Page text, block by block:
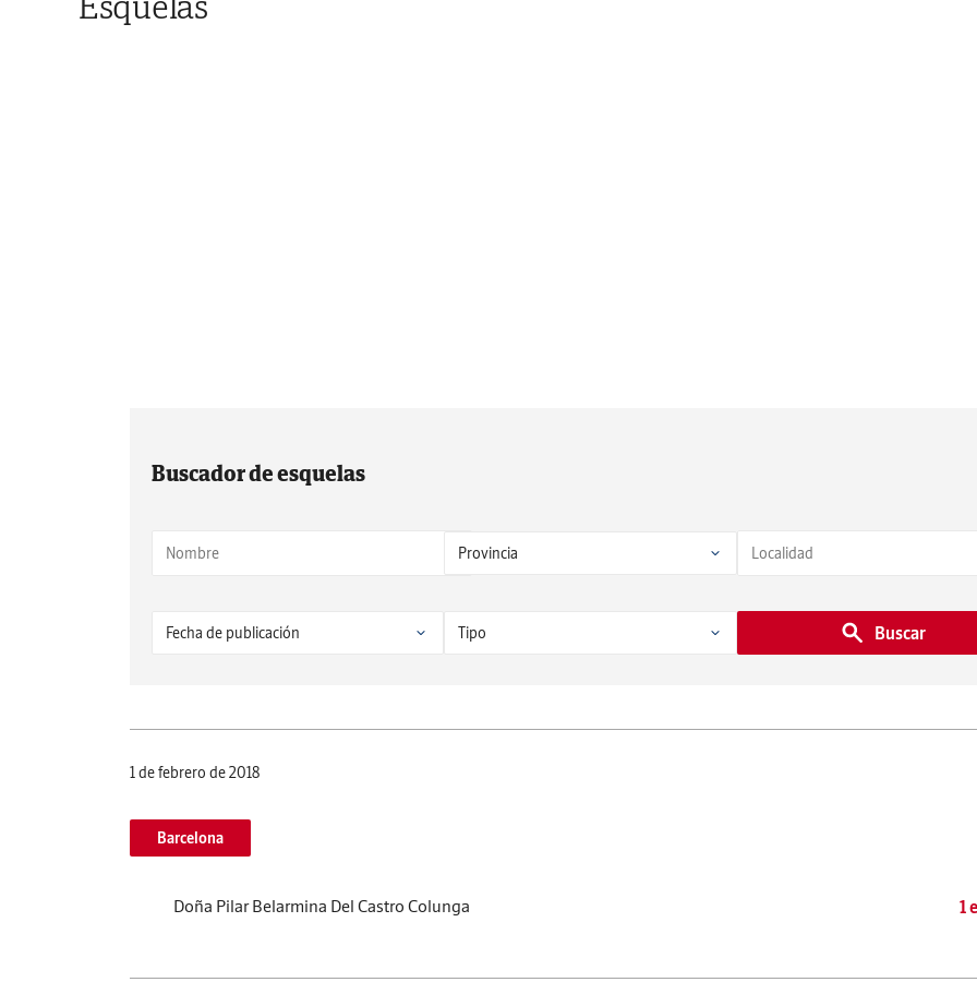
Buscador de esquelas
Buscar
1 de febrero de 2018
Barcelona
Doña Pilar Belarmina Del Castro Colunga 1